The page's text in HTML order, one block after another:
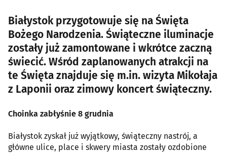
Białystok przygotowuje się na Święta
Bożego Narodzenia. Świąteczne iluminacje
zostały już zamontowane i wkrótce zaczną
świecić. Wśród zaplanowanych atrakcji na
te Święta znajduje się m.in. wizyta Mikołaja
z Laponii oraz zimowy koncert świąteczny.
Choinka zabłyśnie 8 grudnia
Białystok zyskał już wyjątkowy, świąteczny nastrój, a
główne ulice, place i skwery miasta zostały ozdobione